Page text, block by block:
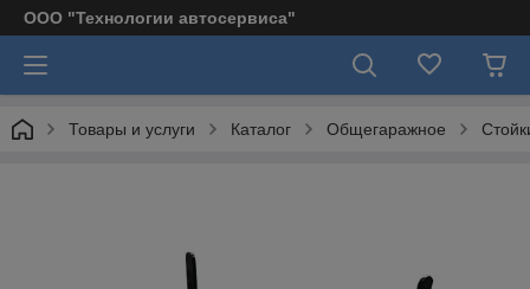
ООО "Технологии автосервиса"
Товары и услуги Каталог Общегаражное